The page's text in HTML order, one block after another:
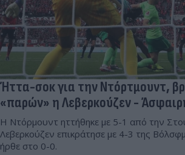
Ήττα-σοκ για την Ντόρτμουντ,
«παρών» η Λεβερκούζεν -
Η Ντόρμουντ ηττήθηκε με 5-1 από την
Λεβερκούζεν επικράτησε με 4-3 της
ήρθε στο 0-0.